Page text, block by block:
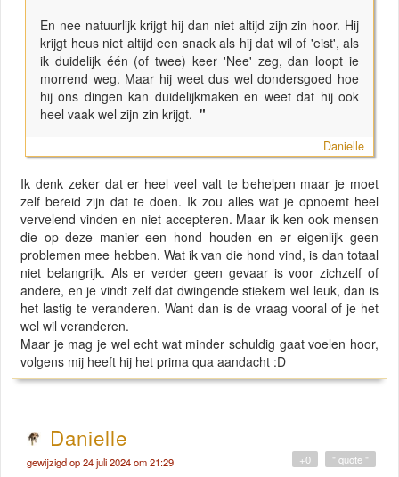
En nee natuurlijk krijgt hij dan niet altijd zijn zin hoor. Hij
krijgt heus niet altijd een snack als hij dat wil of 'eist', als
ik duidelijk één (of twee) keer 'Nee' zeg, dan loopt ie
morrend weg. Maar hij weet dus wel dondersgoed hoe
hij ons dingen kan duidelijkmaken en weet dat hij ook
heel vaak wel zijn zin krijgt. "
Danielle
Ik denk zeker dat er heel veel valt te behelpen maar je moet
zelf bereid zijn dat te doen. Ik zou alles wat je opnoemt heel
vervelend vinden en niet accepteren. Maar ik ken ook mensen
die op deze manier een hond houden en er eigenlijk geen
problemen mee hebben. Wat ik van die hond vind, is dan totaal
niet belangrijk. Als er verder geen gevaar is voor zichzelf of
andere, en je vindt zelf dat dwingende stiekem wel leuk, dan is
het lastig te veranderen. Want dan is de vraag vooral of je het
wel wil veranderen.
Maar je mag je wel echt wat minder schuldig gaat voelen hoor,
volgens mij heeft hij het prima qua aandacht :D
Danielle
gewijzigd op 24 juli 2024 om 21:29 " quote "
+0